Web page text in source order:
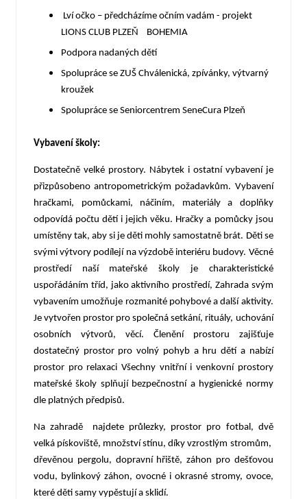
Lví očko – předcházíme očním vadám - projekt
LIONS CLUB PLZEŇ BOHEMIA
Podpora nadaných dětí
Spolupráce se ZUŠ Chválenická, zpívánky, výtvarný
kroužek
Spolupráce se Seniorcentrem SeneCura Plzeň
Vybavení školy:
Dostatečně velké prostory. Nábytek i ostatní vybavení je
přizpůsobeno antropometrickým požadavkům. Vybavení
hračkami, pomůckami, náčiním, materiály a doplňky
odpovídá počtu dětí i jejich věku. Hračky a pomůcky jsou
umístěny tak, aby si je děti mohly samostatně brát. Děti se
svými výtvory podílejí na výzdobě interiéru budovy. Věcné
prostředí naší mateřské školy je charakteristické
uspořádáním tříd, jako aktivního prostředí, Zahrada svým
vybavením umožňuje rozmanité pohybové a další aktivity.
Je vytvořen prostor pro společná setkání, rituály, uchování
osobních výtvorů, věcí. Členění prostoru zajišťuje
dostatečný prostor pro volný pohyb a hru dětí a nabízí
prostor pro relaxaci Všechny vnitřní i venkovní prostory
mateřské školy splňují bezpečnostní a hygienické normy
dle platných předpisů.
Na zahradě najdete průlezky, prostor pro fotbal, dvě
velká pískoviště, množství stínu, díky vzrostlým stromům,
dřevěnou pergolu, dopravní hřiště, záhon pro dešťovou
vodu, bylinkový záhon, ovocné i okrasné stromy, ovoce,
které děti samy vypěstují a sklidí.